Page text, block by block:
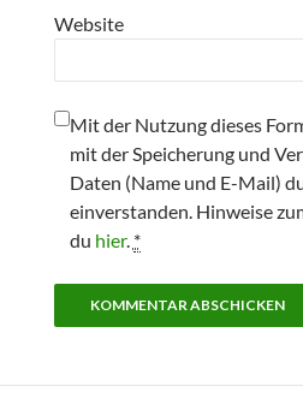
Website
Mit der Nutzung dieses
mit der Speicherung und
Daten (Name und E-Mail)
einverstanden. Hinweise
du hier. *